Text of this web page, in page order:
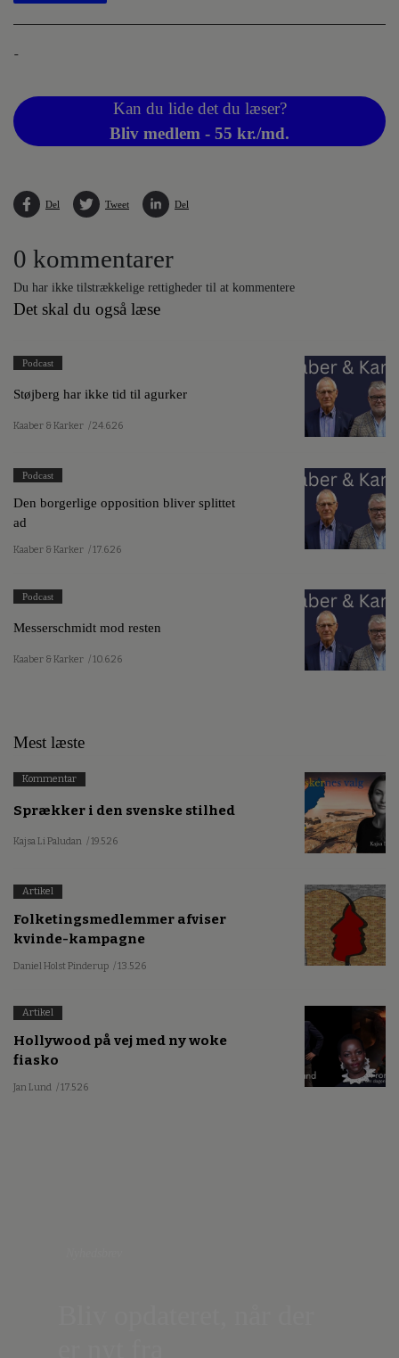
-
Kan du lide det du læser?
Bliv medlem - 55 kr./md.
Del Tweet Del
0 kommentarer
Du har ikke tilstrækkelige rettigheder til at kommentere
Det skal du også læse
Podcast
Støjberg har ikke tid til agurker
Kaaber & Karker / 24.6.26
Podcast
Den borgerlige opposition bliver splittet
ad
Kaaber & Karker / 17.6.26
Podcast
Messerschmidt mod resten
Kaaber & Karker / 10.6.26
Mest læste
Kommentar
Sprækker i den svenske stilhed
Kajsa Li Paludan / 19.5.26
Artikel
Folketingsmedlemmer afviser
kvinde-kampagne
Daniel Holst Pinderup / 13.5.26
Artikel
Hollywood på vej med ny woke
fiasko
Jan Lund / 17.5.26